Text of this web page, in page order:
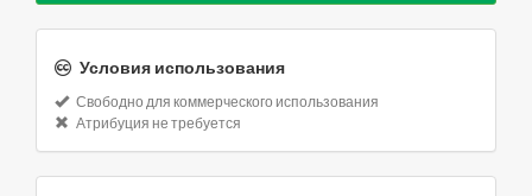
Условия использования
Свободно для коммерческого использования
Атрибуция не требуется